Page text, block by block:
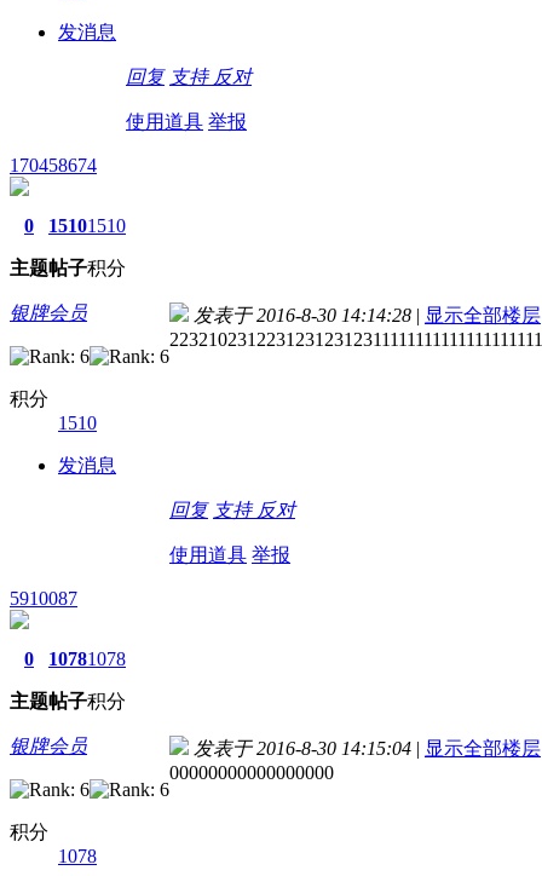
发消息
回复 支持 反对
使用道具 举报
170458674
0
主题
1510
帖子
1510
积分
银牌会员
积分
1510
发消息
发表于 2016-8-30 14:14:28 | 显示全部楼层
回复 支持 反对
使用道具 举报
5910087
0
主题
1078
帖子
1078
积分
银牌会员
积分
1078
发表于 2016-8-30 14:15:04 | 显示全部楼层
00000000000000000